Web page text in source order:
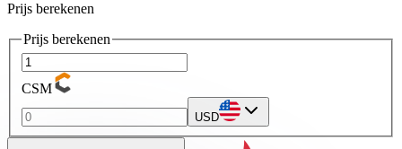
Prijs berekenen
Prijs berekenen
CSM
USD